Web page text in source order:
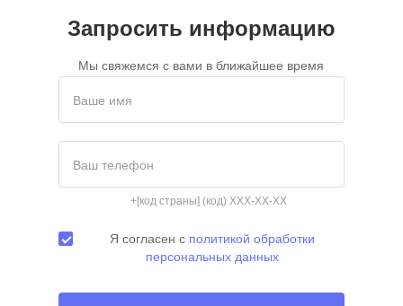
Запросить информацию
Мы свяжемся с вами в ближайшее время
Ваше имя
Ваш телефон
+[код страны] (код) XXX-XX-XX
Я согласен с политикой обработки
персональных данных